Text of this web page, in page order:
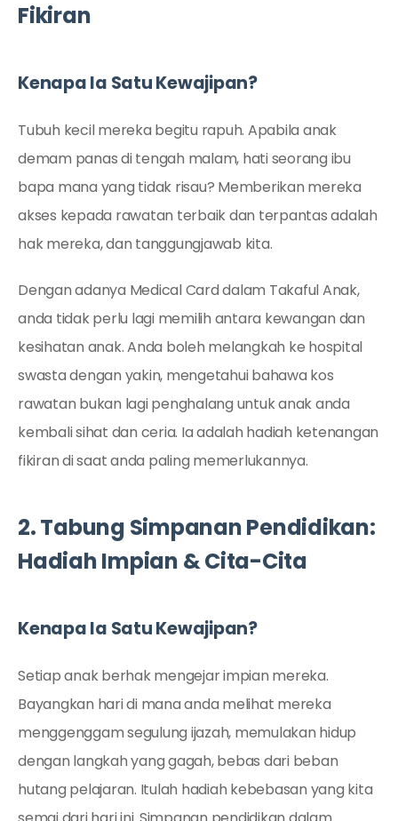
Fikiran
Kenapa Ia Satu Kewajipan?
Tubuh kecil mereka begitu rapuh. Apabila anak
demam panas di tengah malam, hati seorang ibu
bapa mana yang tidak risau? Memberikan mereka
akses kepada rawatan terbaik dan terpantas adalah
hak mereka, dan tanggungjawab kita.
Dengan adanya Medical Card dalam Takaful Anak,
anda tidak perlu lagi memilih antara kewangan dan
kesihatan anak. Anda boleh melangkah ke hospital
swasta dengan yakin, mengetahui bahawa kos
rawatan bukan lagi penghalang untuk anak anda
kembali sihat dan ceria. Ia adalah hadiah ketenangan
fikiran di saat anda paling memerlukannya.
2. Tabung Simpanan Pendidikan:
Hadiah Impian & Cita-Cita
Kenapa Ia Satu Kewajipan?
Setiap anak berhak mengejar impian mereka.
Bayangkan hari di mana anda melihat mereka
menggenggam segulung ijazah, memulakan hidup
dengan langkah yang gagah, bebas dari beban
hutang pelajaran. Itulah hadiah kebebasan yang kita